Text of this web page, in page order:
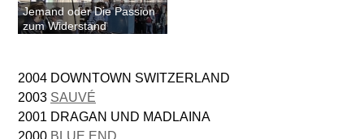
Jemand oder Die Passion
zum Widerstand
2004 DOWNTOWN SWITZERLAND
2003 SAUVÉ
2001 DRAGAN UND MADLAINA
2000 BLUE END